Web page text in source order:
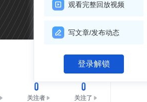
观看完整回放视频
写文章/发布动态
登录解锁
关注
0
关注者
0
关注了